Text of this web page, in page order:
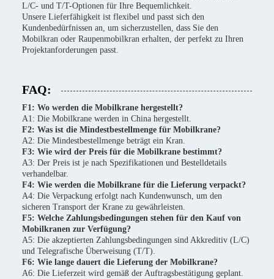
L/C- und T/T-Optionen für Ihre Bequemlichkeit.
Unsere Lieferfähigkeit ist flexibel und passt sich den
Kundenbedürfnissen an, um sicherzustellen, dass Sie den
Mobilkran oder Raupenmobilkran erhalten, der perfekt zu Ihren
Projektanforderungen passt.
FAQ:
F1: Wo werden die Mobilkrane hergestellt?
A1: Die Mobilkrane werden in China hergestellt.
F2: Was ist die Mindestbestellmenge für Mobilkrane?
A2: Die Mindestbestellmenge beträgt ein Kran.
F3: Wie wird der Preis für die Mobilkrane bestimmt?
A3: Der Preis ist je nach Spezifikationen und Bestelldetails
verhandelbar.
F4: Wie werden die Mobilkrane für die Lieferung verpackt?
A4: Die Verpackung erfolgt nach Kundenwunsch, um den
sicheren Transport der Krane zu gewährleisten.
F5: Welche Zahlungsbedingungen stehen für den Kauf von
Mobilkranen zur Verfügung?
A5: Die akzeptierten Zahlungsbedingungen sind Akkreditiv (L/C)
und Telegrafische Überweisung (T/T).
F6: Wie lange dauert die Lieferung der Mobilkrane?
A6: Die Lieferzeit wird gemäß der Auftragsbestätigung geplant.